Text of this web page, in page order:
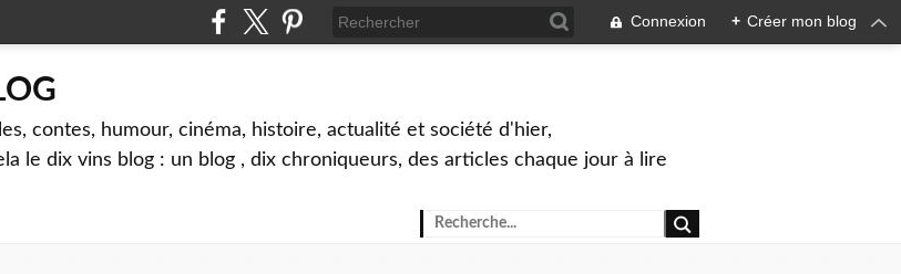
Connexion + Créer mon blog
contes, humour, cinéma, histoire, actualité et société d'hier,
le dix vins blog : un blog , dix chroniqueurs, des articles chaque jour à lire